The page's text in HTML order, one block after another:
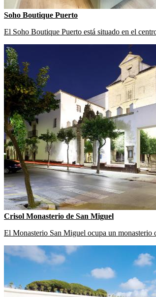
Soho Boutique Puerto
El Soho Boutique Puerto está situado en el
Crisol Monasterio de San Miguel
El Monasterio San Miguel ocupa un